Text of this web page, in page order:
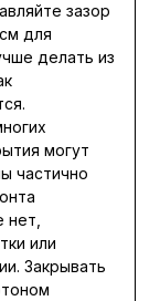
зазор
для
делать из
могут
частично
нет,
или
Закрывать